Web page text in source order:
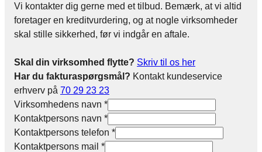
Vi kontakter dig gerne med et tilbud. Bemærk, at vi altid
foretager en kreditvurdering, og at nogle virksomheder
skal stille sikkerhed, før vi indgår en aftale.
Skal din virksomhed flytte? Skriv til os her
Har du fakturaspørgsmål? Kontakt kundeservice
erhverv på 70 29 23 23
Virksomhedens navn *
Kontaktpersons navn *
Kontaktpersons telefon *
Kontaktpersons mail *